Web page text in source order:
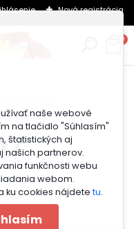
naše webové
na tlačidlo "Súhlasím"
štatistických aj
našich partnerov.
funkčnosti webu
webom.
ku cookies nájdete tu.
Nová registrácia
0
/